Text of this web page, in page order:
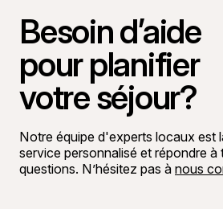
Besoin d’aide
pour planifier
votre séjour?
Notre équipe d'experts locaux est
service personnalisé et répondre à
questions. N’hésitez pas à nous